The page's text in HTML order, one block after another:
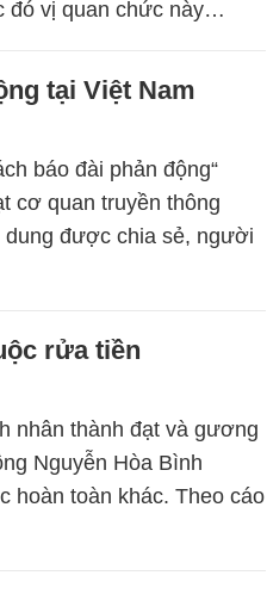
đó vị quan chức này…
tại Việt Nam
báo đài phản động“
cơ quan truyền thông
dung được chia sẻ, người
rửa tiền
nhân thành đạt và gương
Nguyễn Hòa Bình
hoàn toàn khác. Theo cáo